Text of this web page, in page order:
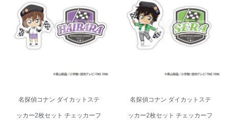
名探偵コナン ダイカットステッ
カー2枚セット チェッカーフラッ
グ① (灰原 哀)【再販】 2026年
10月上旬発売
名探偵コナン ダイカットステ
ッカー2枚セット チェッカーフ
名探偵コナン ダイカットステッ
カー2枚セット チェッカーフラッ
グ① (世良 真純)【再販】 2026年
10月上旬発売
名探偵コナン ダイカットステ
ッカー2枚セット チェッカーフ